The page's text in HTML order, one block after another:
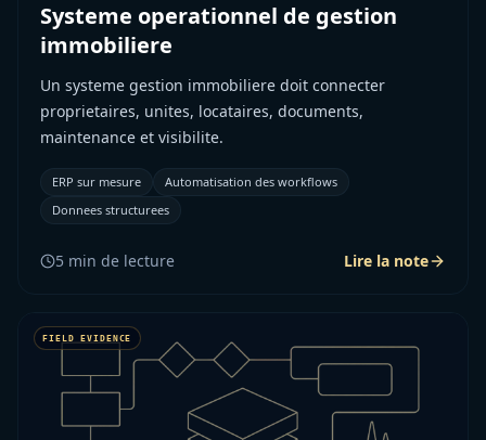
Systeme operationnel de gestion
immobiliere
Un systeme gestion immobiliere doit connecter
proprietaires, unites, locataires, documents,
maintenance et visibilite.
ERP sur mesure
Automatisation des workflows
Donnees structurees
5 min de lecture Lire la note